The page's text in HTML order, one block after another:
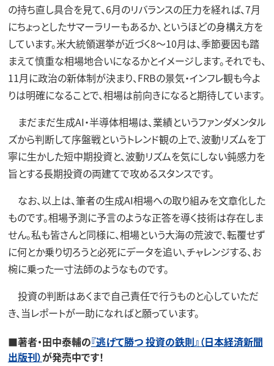
の持ち直し具合を見て、6月のリバランスの圧力を経れば、7月
にちょっとしたサマーラリーもあるか、というほどの身構え方を
しています。米大統領選挙が近づく8～10月は、季節要因も踏
まえて慎重な相場地合いになるかとイメージします。それでも、
11月に政治の新体制が決まり、FRBの景気・インフレ観も今よ
りは明確になることで、相場は前向きになると期待しています。
まだまだ生成AI・半導体相場は、業績というファンダメンタル
ズから判断して序盤戦というトレンド観の上で、波動リズムを丁
寧に生かした短中期投資と、波動リズムを気にしない鈍感力を
旨とする長期投資の両建てで攻めるスタンスです。
なお、以上は、筆者の生成AI相場への取り組みを文章化した
ものです。相場予測に予言のような正答を導く技術は存在しま
せん。私も皆さんと同様に、相場という大海の荒波で、転覆せず
に何とか乗り切ろうと必死にデータを追い、チャレンジする、お
椀に乗った一寸法師のようなものです。
投資の判断はあくまで自己責任で行うものと心していただ
き、当レポートが一助になればと願っています。
■著者・田中泰輔の『逃げて勝つ 投資の鉄則』（日本経済新聞
出版刊）が発売中です！